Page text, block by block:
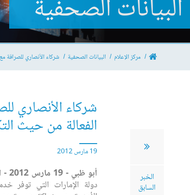
البيانات الصحفية
مركز الإعلام البيانات الصحفية شركاء الأنصاري للصرافة
الخبر
السابق
شركاء الأنصاري
الفعالة من حيث
19 مارس 2012
أبو ظبي - 19 مارس 2012 -
دولة الإمارات التي توفر